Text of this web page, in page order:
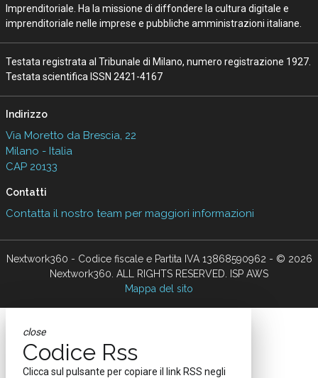
Imprenditoriale. Ha la missione di diffondere la cultura digitale e
imprenditoriale nelle imprese e pubbliche amministrazioni italiane.
Testata registrata al Tribunale di Milano, numero registrazione 1927.
Testata scientifica ISSN 2421-4167
Indirizzo
Via Moretto da Brescia, 22
Milano - Italia
CAP 20133
Contatti
Contatta il nostro team per maggiori informazioni
Nextwork360 - Codice fiscale e Partita IVA 13868590962 - © 2026
Nextwork360. ALL RIGHTS RESERVED. ISP AWS
Mappa del sito
close
Codice Rss
Clicca sul pulsante per copiare il link RSS negli